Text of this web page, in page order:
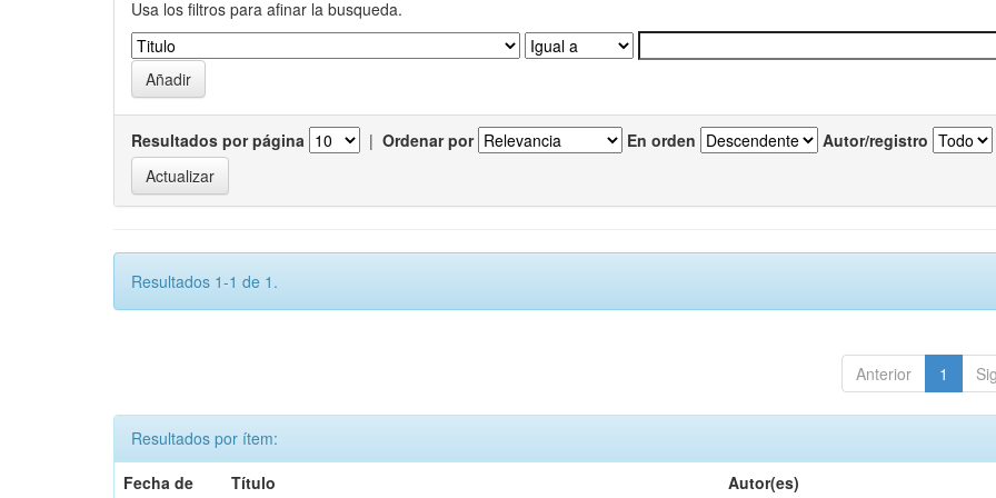
Usa los filtros para afinar la busqueda.
Resultados por página | Ordenar por En orden Autor/registro
Resultados 1-1 de 1.
Anterior 1
Resultados por ítem:
Fecha de
Título Autor(es)